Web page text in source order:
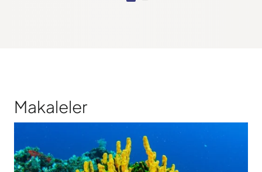
Makaleler